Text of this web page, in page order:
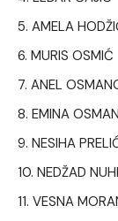
AMELA
MURIS OSMIĆ
ANEL
EMINA
NESIHA
NEDŽAD
VESNA